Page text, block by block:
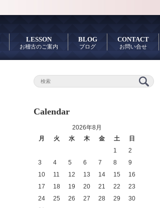
LESSON
お稽古のご案内
BLOG
ブログ
CONTACT
お問い合せ
Calendar
2026年8月
月
火 水 木 金 土
日
1
2
3
4 5 6 7 8
9
10
11 12 13 14 15
16
17
18 19 20 21 22
23
24
25 26 27 28 29
30